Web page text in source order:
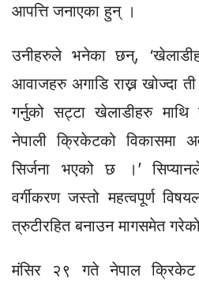
आपत्ति जनाएका हुन् ।
उनीहरुले भनेका छन्,
आवाजहरु अगाडि राख्न खोज्दा
गर्नुको सट्टा खेलाडीहरु माथि
नेपाली क्रिकेटको विकासमा
सिर्जना भएको छ ।’
वर्गीकरण जस्तो महत्वपूर्ण
त्रुटीरहित बनाउन मागसमेत
मंसिर २९ गते नेपाल क्रिकेट